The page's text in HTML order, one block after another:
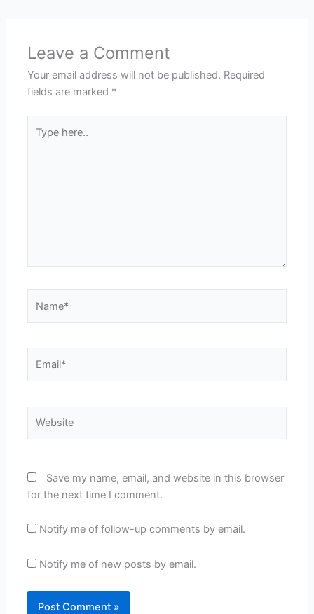
Leave a Comment
Your email address will not be published. Required
fields are marked *
here..
Save my name, email, and website in this browser
for the next time I comment.
Notify me of follow-up comments by email.
Notify me of new posts by email.